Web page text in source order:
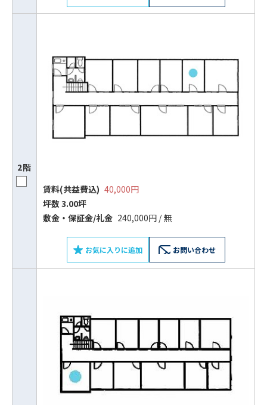
2階
賃料(共益費込) 40,000円
坪数 3.00坪
敷⾦‧保証⾦/礼⾦ 240,000円 / 無
お気に入りに追加 お問い合わせ